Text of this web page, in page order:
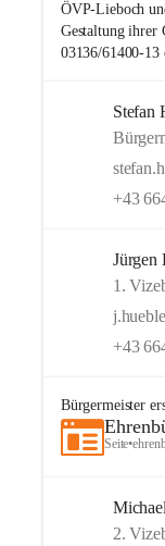
ÖVP-Lieboch
Gestaltung ihrer
03136/61400-13
Stefan
+43
Jürgen
1.
+43
Bürgermeister
Seite•
2.